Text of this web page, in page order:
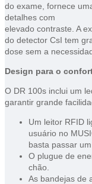
do exame, fornece
detalhes com
elevado contraste. A
do detector CsI tem
dose sem a
Design para o
O DR 100s inclui um
garantir grande
Um leitor RFID
usuário no
basta passar
O plugue de
chão.
As bandejas de